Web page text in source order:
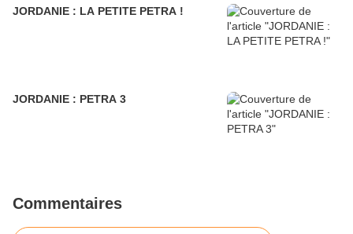
JORDANIE : LA PETITE PETRA !
JORDANIE : PETRA 3
Commentaires